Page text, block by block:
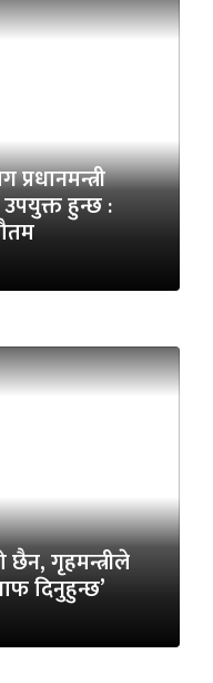
प्रधानमन्त्री
उपयुक्त हुन्छ :
छैन, गृहमन्त्रीले
दिनुहुन्छ’